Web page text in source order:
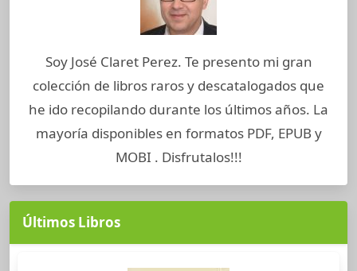
Soy José Claret Perez. Te presento mi gran
colección de libros raros y descatalogados que
he ido recopilando durante los últimos años. La
mayoría disponibles en formatos PDF, EPUB y
MOBI . Disfrutalos!!!
Últimos Libros